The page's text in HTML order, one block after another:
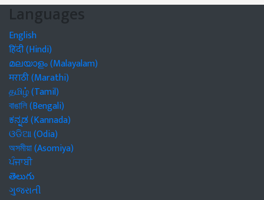
Languages
English
हिंदी (Hindi)
മലയാളം (Malayalam)
मराठी (Marathi)
தமிழ் (Tamil)
বাঙালি (Bengali)
ಕನ್ನಡ (Kannada)
ଓଡିଆ (Odia)
অসমীয়া (Asomiya)
ਪੰਜਾਬੀ
తెలుగు
ગુજરાતી